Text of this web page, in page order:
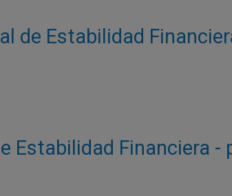
de Estabilidad
Estabilidad Financiera -